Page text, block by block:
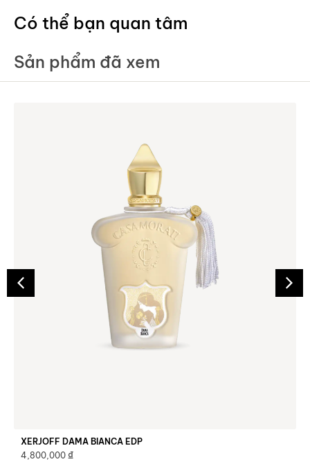
Có thể bạn quan tâm
Sản phẩm đã xem
XERJOFF DAMA BIANCA EDP
4,800,000 ₫